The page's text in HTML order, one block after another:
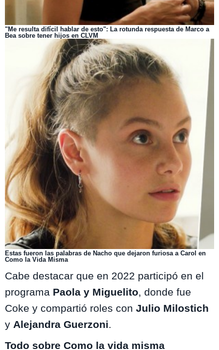
"Me resulta difícil hablar de esto": La rotunda respuesta de Marco a
Bea sobre tener hijos en CLVM
Estas fueron las palabras de Nacho que dejaron furiosa a Carol en
Como la Vida Misma
Cabe destacar que en 2022 participó en el
programa Paola y Miguelito, donde fue
Coke y compartió roles con Julio Milostich
y Alejandra Guerzoni.
Todo sobre Como la vida misma